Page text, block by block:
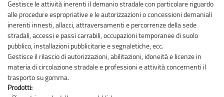
Gestisce le attività inerenti il demanio stradale con particolare riguardo
alle procedure espropriative e le autorizzazioni o concessioni demaniali
inerenti innesti, allacci, attraversamenti e percorrenze della sede
stradali, accessi e passi carrabili, occupazioni temporanee di suolo
pubblico, installazioni pubblicitarie e segnaletiche, ecc.
Gestisce il rilascio di autorizzazioni, abilitazioni, idoneità e licenze in
materia di circolazione stradale e professioni e attività concernenti il
trasporto su gomma.
Prodotti: